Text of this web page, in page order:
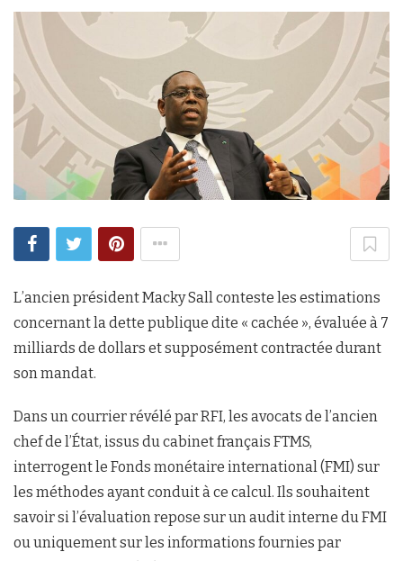
L’ancien président Macky Sall conteste les estimations
concernant la dette publique dite « cachée », évaluée à 7
milliards de dollars et supposément contractée durant
son mandat.
Dans un courrier révélé par RFI, les avocats de l’ancien
chef de l’État, issus du cabinet français FTMS,
interrogent le Fonds monétaire international (FMI) sur
les méthodes ayant conduit à ce calcul. Ils souhaitent
savoir si l’évaluation repose sur un audit interne du FMI
ou uniquement sur les informations fournies par